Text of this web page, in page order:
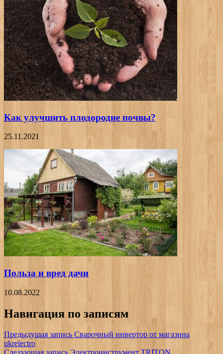
Как улучшить плодородие почвы?
25.11.2021
Польза и вред дачи
10.08.2022
Навигация по записям
Предыдущая запись Сварочный инвертор от магазина
ukrelectro